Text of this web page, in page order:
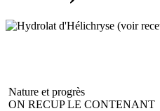
Nature et progrès
ON RECUP LE CONTENANT